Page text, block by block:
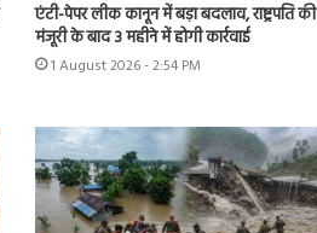
एंटी-पेपर लीक कानून में बड़ा बदलाव, राष्ट्रपति की
मंजूरी के बाद 3 महीने में होगी कार्रवाई
1 August 2026 - 2:54 PM